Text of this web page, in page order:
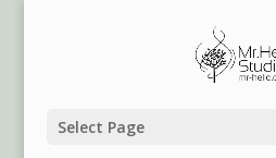
Select Page